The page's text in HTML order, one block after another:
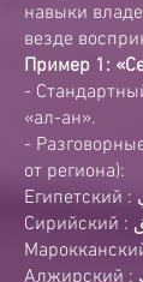
навыки
везде
Пример 1:
-
«ал-ан».
-
от региона):
Египетский
Сирийский
Алжирский